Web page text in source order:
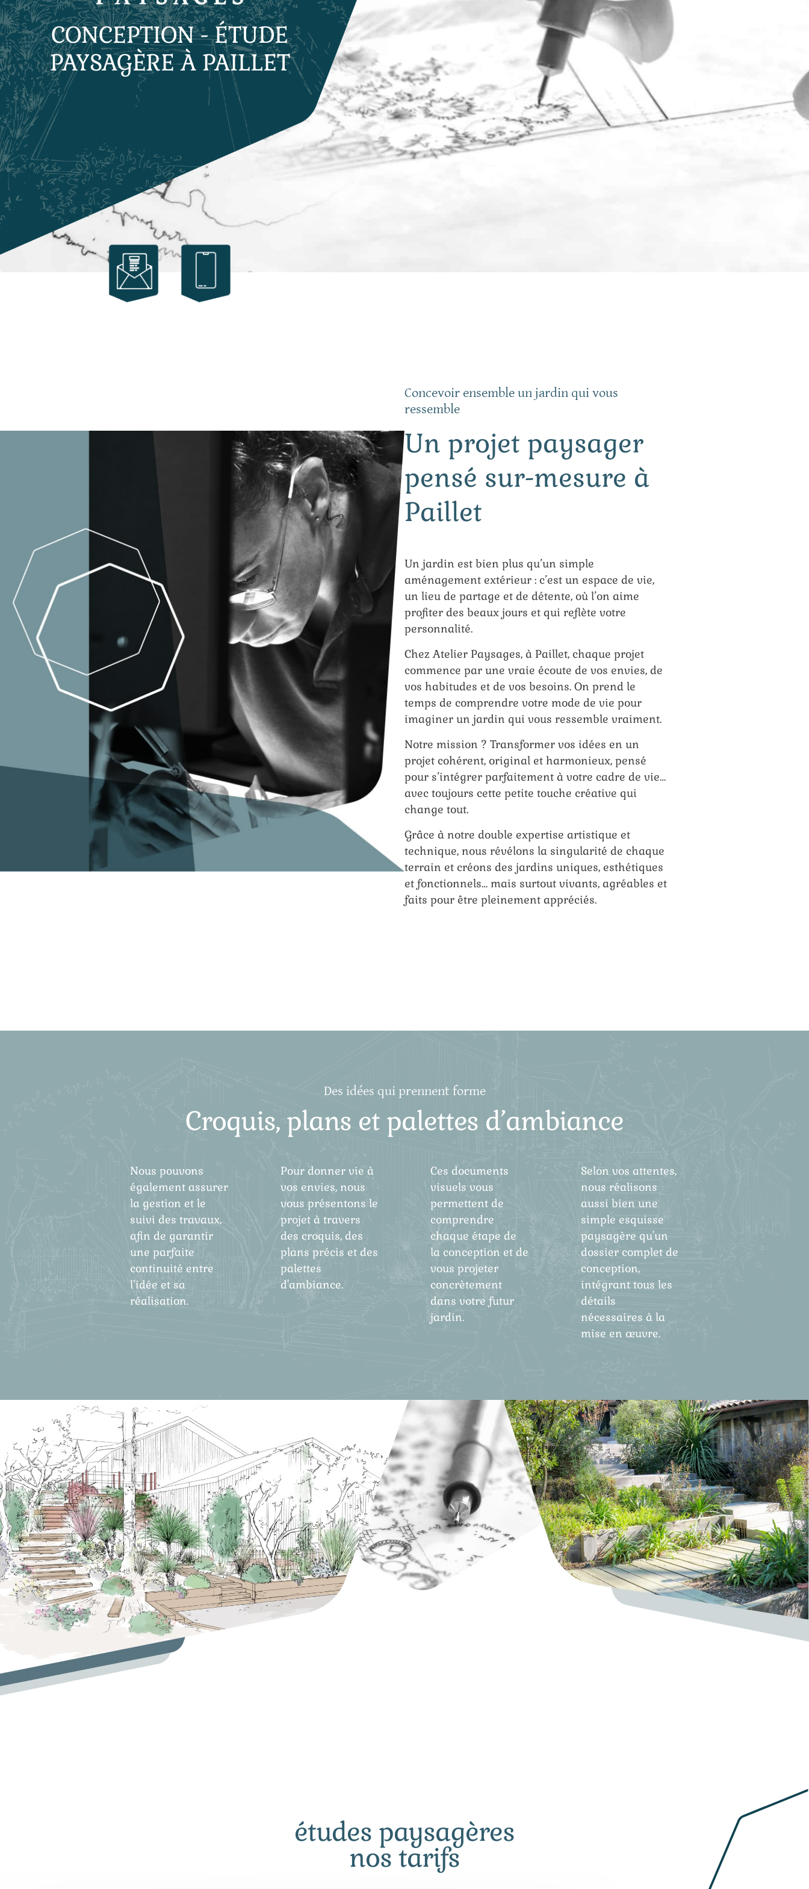
CONCEPTION - ÉTUDE
PAYSAGÈRE À PAILLET
Concevoir ensemble un jardin qui vous
ressemble
Un projet paysager
pensé sur-mesure à
Paillet
Un jardin est bien plus qu’un simple
aménagement extérieur : c’est un espace de vie,
un lieu de partage et de détente, où l’on aime
profiter des beaux jours et qui reflète votre
personnalité.
Chez Atelier Paysages, à Paillet, chaque projet
commence par une vraie écoute de vos envies, de
vos habitudes et de vos besoins. On prend le
temps de comprendre votre mode de vie pour
imaginer un jardin qui vous ressemble vraiment.
Notre mission ? Transformer vos idées en un
projet cohérent, original et harmonieux, pensé
pour s’intégrer parfaitement à votre cadre de vie…
avec toujours cette petite touche créative qui
change tout.
Grâce à notre double expertise artistique et
technique, nous révélons la singularité de chaque
terrain et créons des jardins uniques, esthétiques
et fonctionnels… mais surtout vivants, agréables et
faits pour être pleinement appréciés.
Des idées qui prennent forme
Croquis, plans et palettes d’ambiance
Nous pouvons
également assurer
la gestion et le
suivi des travaux,
afin de garantir
une parfaite
continuité entre
l’idée et sa
réalisation.
Pour donner vie à
vos envies, nous
vous présentons le
projet à travers
des croquis, des
plans précis et des
palettes
d'ambiance.
Ces documents
visuels vous
permettent de
comprendre
chaque étape de
la conception et de
vous projeter
concrètement
dans votre futur
jardin.
Selon vos attentes,
nous réalisons
aussi bien une
simple esquisse
paysagère qu'un
dossier complet de
conception,
intégrant tous les
détails
nécessaires à la
mise en œuvre.
études paysagères
nos tarifs